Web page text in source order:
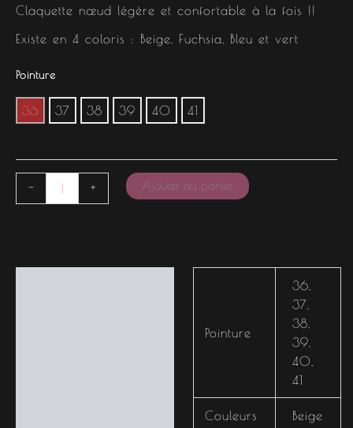
Claquette nœud légère et confortable à la fois !!
Existe en 4 coloris : Beige, Fuchsia, Bleu et vert
Pointure
36 37 38 39 40 41
- + Ajouter au panier
Pointure
36
37
38
39
40
41
Couleurs Beige